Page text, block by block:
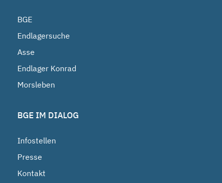
BGE
Endlagersuche
Asse
Endlager Konrad
Morsleben
BGE IM DIALOG
Infostellen
Presse
Kontakt